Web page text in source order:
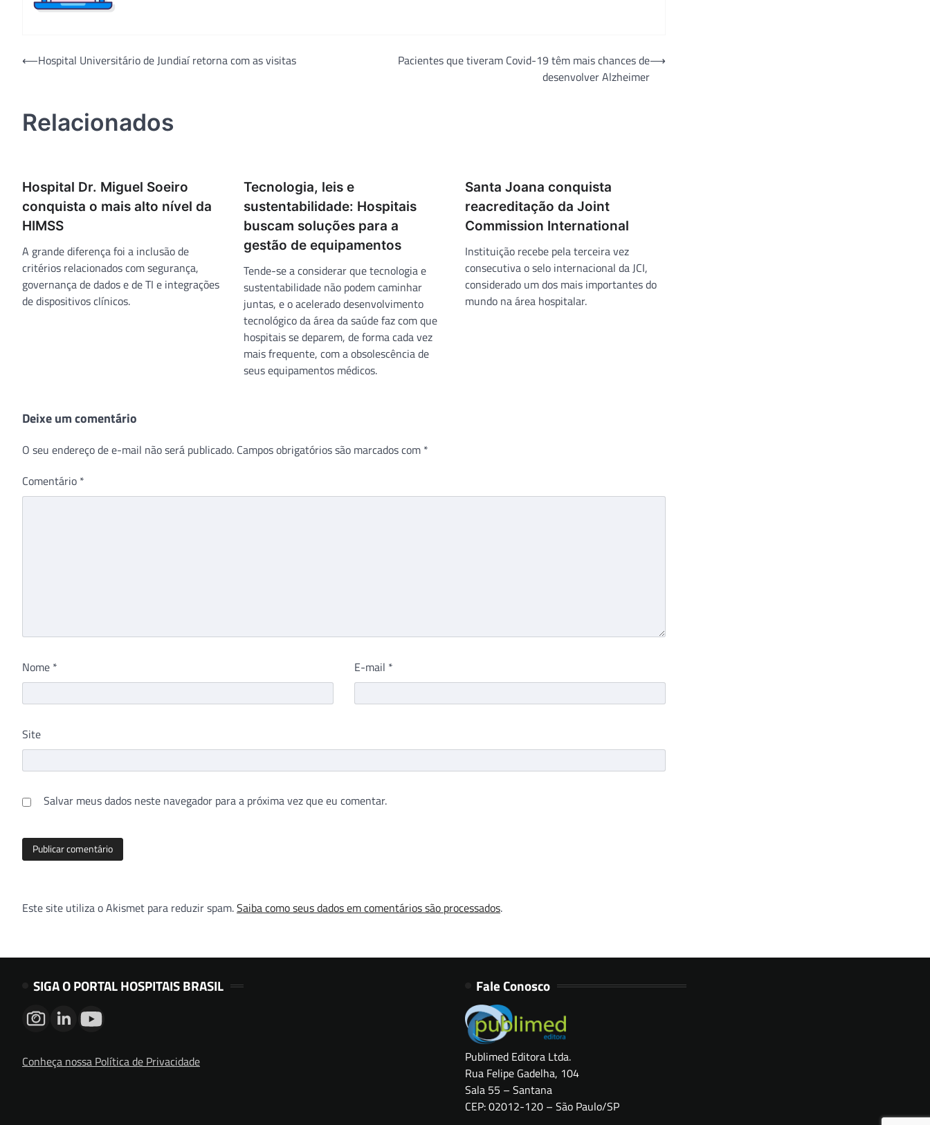
Navegação
⟵Hospital Universitário de Jundiaí retorna com as visitas
Pacientes que tiveram Covid-19 têm mais chances de
desenvolver Alzheimer
⟶
Relacionados
Hospital Dr. Miguel Soeiro
conquista o mais alto nível da
HIMSS
A grande diferença foi a inclusão de
critérios relacionados com segurança,
governança de dados e de TI e integrações
de dispositivos clínicos.
Tecnologia, leis e
sustentabilidade: Hospitais
buscam soluções para a
gestão de equipamentos
Tende-se a considerar que tecnologia e
sustentabilidade não podem caminhar
juntas, e o acelerado desenvolvimento
tecnológico da área da saúde faz com que
hospitais se deparem, de forma cada vez
mais frequente, com a obsolescência de
seus equipamentos médicos.
Santa Joana conquista
reacreditação da Joint
Commission International
Instituição recebe pela terceira vez
consecutiva o selo internacional da JCI,
considerado um dos mais importantes do
mundo na área hospitalar.
Deixe um comentário
O seu endereço de e-mail não será publicado. Campos obrigatórios são marcados com *
Comentário *
Nome * E-mail *
Site
Salvar meus dados neste navegador para a próxima vez que eu comentar.
Este site utiliza o Akismet para reduzir spam.Saiba como seus dados em comentários são processados.
SIGA O PORTAL HOSPITAIS BRASIL
Conheça nossa Política de Privacidade
Fale Conosco
Publimed Editora Ltda.
Rua Felipe Gadelha, 104
Sala 55 – Santana
CEP: 02012-120 – São Paulo/SP